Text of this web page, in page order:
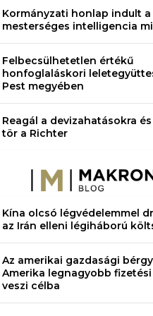
Kormányzati honlap indult a
mesterséges intelligencia
Felbecsülhetetlen értékű
honfoglaláskori
Pest megyében
Reagál a devizahatásokra
tör a Richter
Kína olcsó légvédelemmel
az Irán elleni légiháború
Az amerikai gazdasági
Amerika legnagyobb
veszi célba